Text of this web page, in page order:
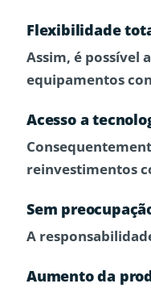
Flexibilidade
Assim, é possível
equipamentos
Acesso a
reinvestimentos
Sem
A
Aumento da